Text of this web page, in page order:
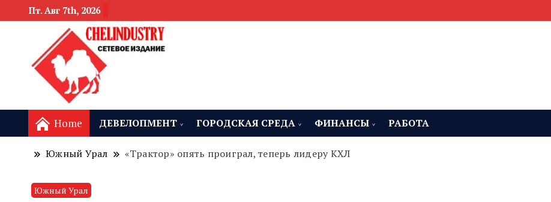
Пт. Авг 7th, 2026
Home ДЕВЕЛОПМЕНТ ГОРОДСКАЯ СРЕДА ФИНАНСЫ РАБОТА
Южный Урал «Трактор» опять проиграл, теперь лидеру КХЛ
Южный Урал